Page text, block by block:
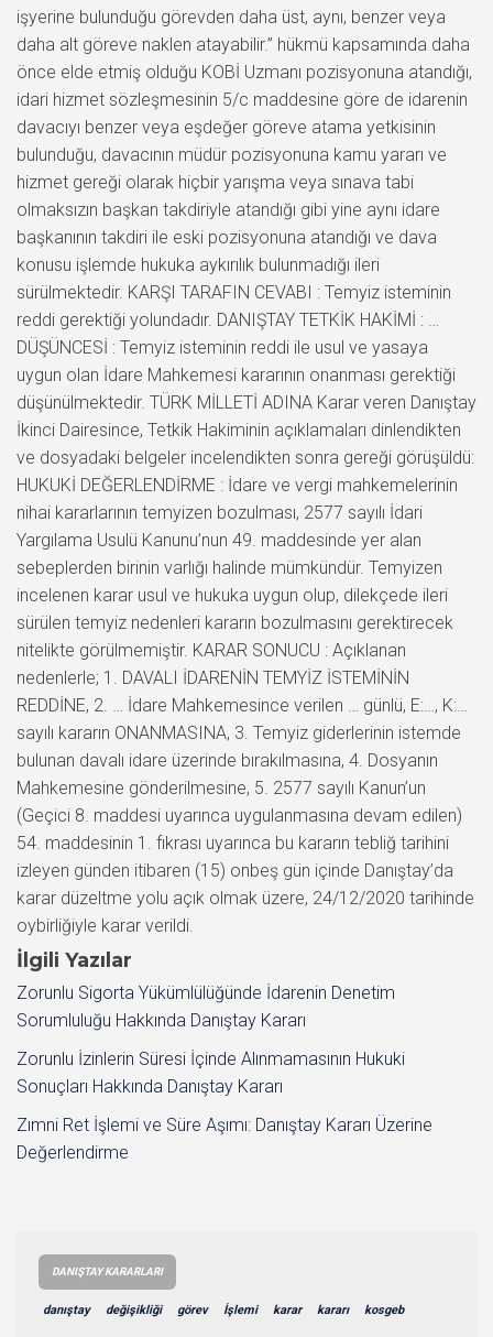
işyerine bulunduğu görevden daha üst, aynı, benzer veya
daha alt göreve naklen atayabilir.” hükmü kapsamında daha
önce elde etmiş olduğu KOBİ Uzmanı pozisyonuna atandığı,
idari hizmet sözleşmesinin 5/c maddesine göre de idarenin
davacıyı benzer veya eşdeğer göreve atama yetkisinin
bulunduğu, davacının müdür pozisyonuna kamu yararı ve
hizmet gereği olarak hiçbir yarışma veya sınava tabi
olmaksızın başkan takdiriyle atandığı gibi yine aynı idare
başkanının takdiri ile eski pozisyonuna atandığı ve dava
konusu işlemde hukuka aykırılık bulunmadığı ileri
sürülmektedir. KARŞI TARAFIN CEVABI : Temyiz isteminin
reddi gerektiği yolundadır. DANIŞTAY TETKİK HAKİMİ : …
DÜŞÜNCESİ : Temyiz isteminin reddi ile usul ve yasaya
uygun olan İdare Mahkemesi kararının onanması gerektiği
düşünülmektedir. TÜRK MİLLETİ ADINA Karar veren Danıştay
İkinci Dairesince, Tetkik Hakiminin açıklamaları dinlendikten
ve dosyadaki belgeler incelendikten sonra gereği görüşüldü:
HUKUKİ DEĞERLENDİRME : İdare ve vergi mahkemelerinin
nihai kararlarının temyizen bozulması, 2577 sayılı İdari
Yargılama Usulü Kanunu’nun 49. maddesinde yer alan
sebeplerden birinin varlığı halinde mümkündür. Temyizen
incelenen karar usul ve hukuka uygun olup, dilekçede ileri
sürülen temyiz nedenleri kararın bozulmasını gerektirecek
nitelikte görülmemiştir. KARAR SONUCU : Açıklanan
nedenlerle; 1. DAVALI İDARENİN TEMYİZ İSTEMİNİN
REDDİNE, 2. … İdare Mahkemesince verilen … günlü, E:…, K:…
sayılı kararın ONANMASINA, 3. Temyiz giderlerinin istemde
bulunan davalı idare üzerinde bırakılmasına, 4. Dosyanın
Mahkemesine gönderilmesine, 5. 2577 sayılı Kanun’un
(Geçici 8. maddesi uyarınca uygulanmasına devam edilen)
54. maddesinin 1. fıkrası uyarınca bu kararın tebliğ tarihini
izleyen günden itibaren (15) onbeş gün içinde Danıştay’da
karar düzeltme yolu açık olmak üzere, 24/12/2020 tarihinde
oybirliğiyle karar verildi.
İlgili Yazılar
Zorunlu Sigorta Yükümlülüğünde İdarenin Denetim
Sorumluluğu Hakkında Danıştay Kararı
Zorunlu İzinlerin Süresi İçinde Alınmamasının Hukuki
Sonuçları Hakkında Danıştay Kararı
Zımni Ret İşlemi ve Süre Aşımı: Danıştay Kararı Üzerine
Değerlendirme
DANIŞTAY KARARLARI
danıştay değişikliği görev İşlemi karar kararı kosgeb